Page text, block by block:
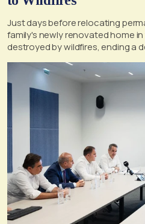
Just days before relocating
family's newly renovated home
destroyed by wildfires, ending a
life, according to a report by the